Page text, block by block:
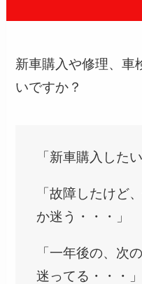
新車購入や修理、車
いですか？
「新車購入した
「故障したけど
か迷う・・・」
「一年後の、次
迷ってる・・・」